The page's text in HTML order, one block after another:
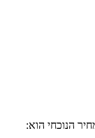
הנוכחי הוא: